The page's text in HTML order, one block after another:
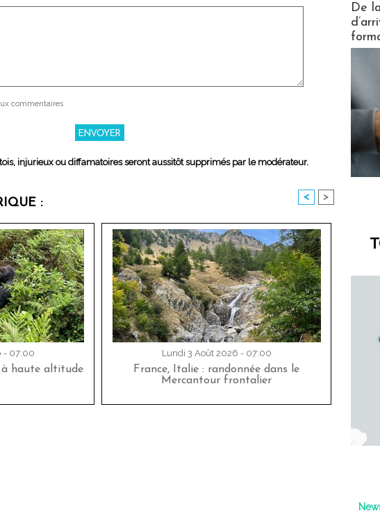
commentaires
injurieux ou diffamatoires seront aussitôt supprimés par le modérateur.
: < >
- 07:00
à haute altitude
Lundi 3 Août 2026 - 07:00
France, Italie : randonnée dans le
Mercantour frontalier
De